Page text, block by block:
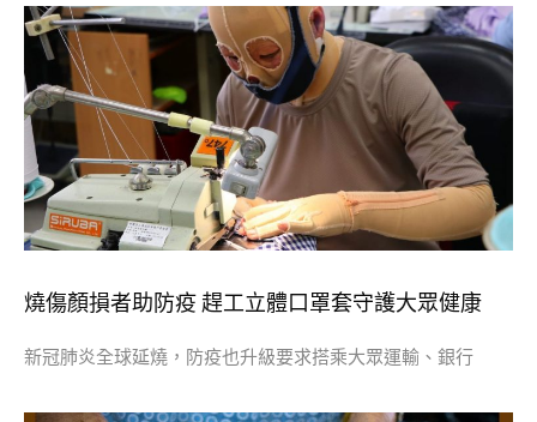
燒傷顏損者助防疫 趕工立體口罩套守護大眾健康
新冠肺炎全球延燒，防疫也升級要求搭乘大眾運輸、銀行